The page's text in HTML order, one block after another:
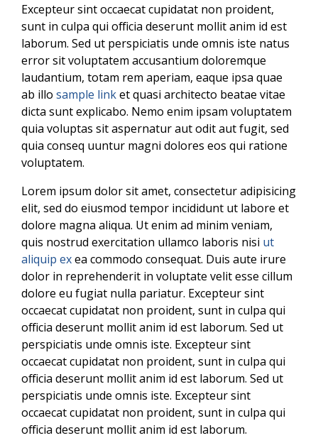
Excepteur sint occaecat cupidatat non proident,
sunt in culpa qui officia deserunt mollit anim id est
laborum. Sed ut perspiciatis unde omnis iste natus
error sit voluptatem accusantium doloremque
laudantium, totam rem aperiam, eaque ipsa quae
ab illo sample linket quasi architecto beatae vitae
dicta sunt explicabo. Nemo enim ipsam voluptatem
quia voluptas sit aspernatur aut odit aut fugit, sed
quia conseq uuntur magni dolores eos qui ratione
voluptatem.
Lorem ipsum dolor sit amet, consectetur adipisicing
elit, sed do eiusmod tempor incididunt ut labore et
dolore magna aliqua. Ut enim ad minim veniam,
quis nostrud exercitation ullamco laboris nisi ut
aliquip exea commodo consequat. Duis aute irure
dolor in reprehenderit in voluptate velit esse cillum
dolore eu fugiat nulla pariatur. Excepteur sint
occaecat cupidatat non proident, sunt in culpa qui
officia deserunt mollit anim id est laborum. Sed ut
perspiciatis unde omnis iste. Excepteur sint
occaecat cupidatat non proident, sunt in culpa qui
officia deserunt mollit anim id est laborum. Sed ut
perspiciatis unde omnis iste. Excepteur sint
occaecat cupidatat non proident, sunt in culpa qui
officia deserunt mollit anim id est laborum.